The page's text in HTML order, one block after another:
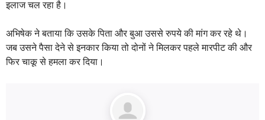
इलाज चल रहा है।
अभिषेक ने बताया कि उसके पिता और बुआ उससे रुपये की मांग कर रहे थे।
जब उसने पैसा देने से इनकार किया तो दोनों ने मिलकर पहले मारपीट की और
फिर चाकू से हमला कर दिया।